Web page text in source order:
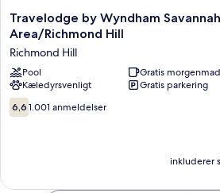
Travelodge
by
Wyndham
Savannah
Area/Richmond
Hill
Richmond
Hill
Travelodge by Wyndham Savannah
Area/Richmond Hill
Richmond Hill
Pool
Gratis morgenmad
Kæledyrsvenligt
Gratis parkering
6.6
ud
6,6 1.001 anmeldelser
inkluderer